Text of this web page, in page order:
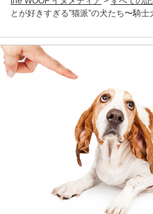
とが好きすぎる”猫派”の犬たち〜騎